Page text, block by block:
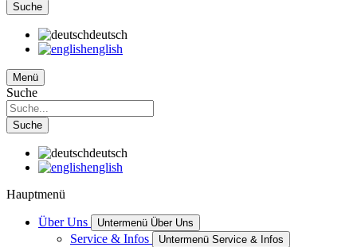
Suche
deutsch
english
Menü
Suche
Suche
deutsch
english
Hauptmenü
Über Uns Untermenü Über Uns
Service & Infos Untermenü Service & Infos